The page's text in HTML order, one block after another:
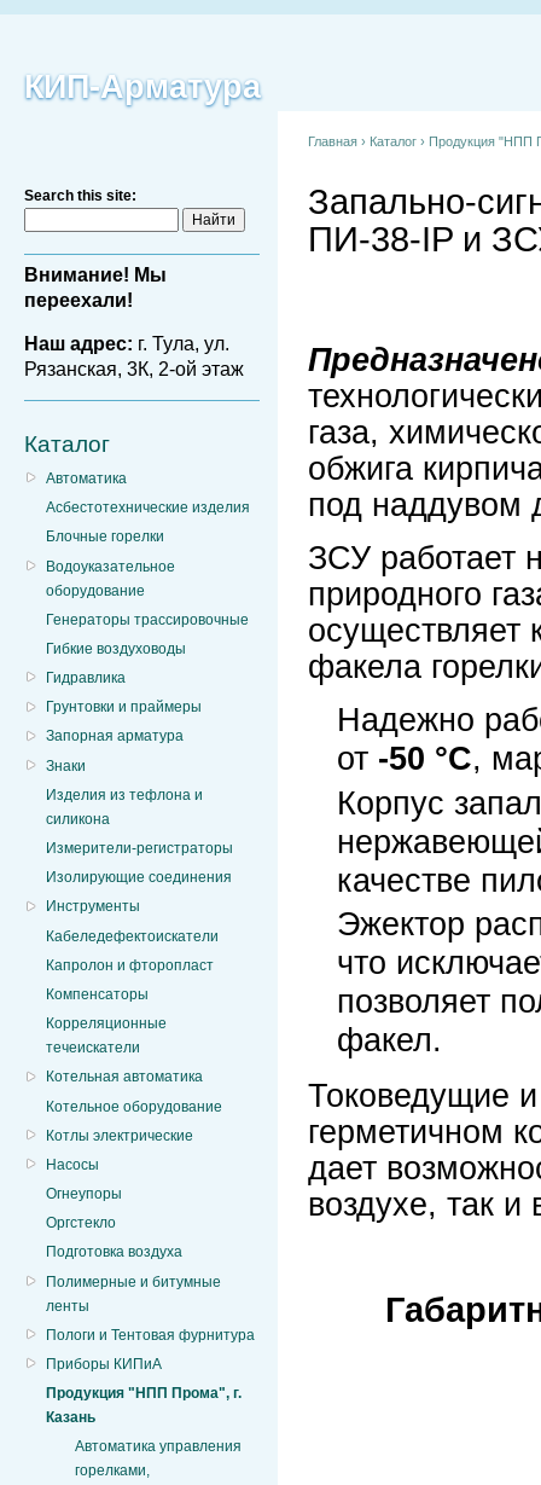
КИП-Арматура
Search this site:
Внимание! Мы
переехали!
Наш адрес: г. Тула, ул.
Рязанская, 3К, 2-ой этаж
Каталог
Автоматика
Асбестотехнические изделия
Блочные горелки
Водоуказательное
оборудование
Генераторы трассировочные
Гибкие воздуховоды
Гидравлика
Грунтовки и праймеры
Запорная арматура
Знаки
Изделия из тефлона и
силикона
Измерители-регистраторы
Изолирующие соединения
Инструменты
Кабеледефектоискатели
Капролон и фторопласт
Компенсаторы
Корреляционные
течеискатели
Котельная автоматика
Котельное оборудование
Котлы электрические
Насосы
Огнеупоры
Оргстекло
Подготовка воздуха
Полимерные и битумные
ленты
Пологи и Тентовая фурнитура
Приборы КИПиА
Продукция "НПП Прома", г.
Казань
Автоматика управления
горелками,
Главная › Каталог › Продукция "НПП
Запально-
ПИ-38-IP и
газа,
обжига
под наддувом
ЗСУ работает
природного
осуществляет
факела
Надежно
от -50 °С,
Корпус
качестве
Эжектор
что
позволяет
факел.
Токоведущие
герметичном
дает
воздухе, так